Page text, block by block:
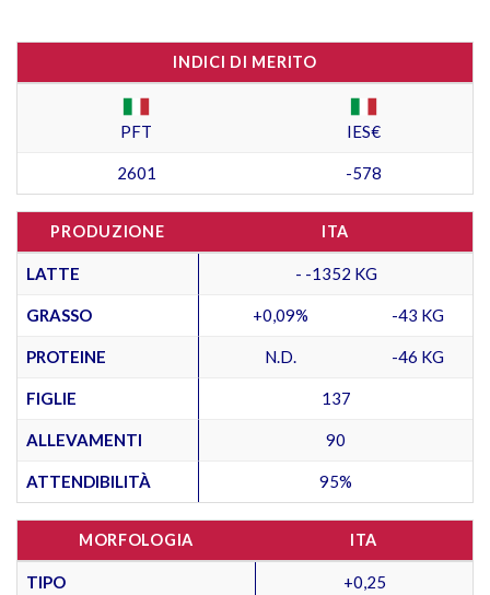
INDICI DI MERITO
PFT IES€
2601 -578
PRODUZIONE ITA
LATTE - -1352 KG
GRASSO +0,09% -43 KG
PROTEINE N.D. -46 KG
FIGLIE 137
ALLEVAMENTI 90
ATTENDIBILITÀ 95%
MORFOLOGIA ITA
TIPO +0,25